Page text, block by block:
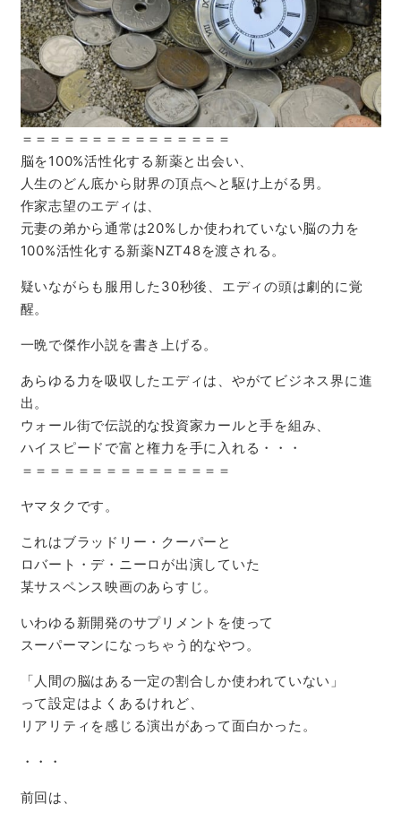
＝＝＝＝＝＝＝＝＝＝＝＝＝＝＝
脳を100%活性化する新薬と出会い、
人生のどん底から財界の頂点へと駆け上がる男。
作家志望のエディは、
元妻の弟から通常は20%しか使われていない脳の力を
100%活性化する新薬NZT48を渡される。
疑いながらも服用した30秒後、エディの頭は劇的に覚
醒。
一晩で傑作小説を書き上げる。
あらゆる力を吸収したエディは、やがてビジネス界に進
出。
ウォール街で伝説的な投資家カールと手を組み、
ハイスピードで富と権力を手に入れる・・・
＝＝＝＝＝＝＝＝＝＝＝＝＝＝＝
ヤマタクです。
これはブラッドリー・クーパーと
ロバート・デ・ニーロが出演していた
某サスペンス映画のあらすじ。
いわゆる新開発のサプリメントを使って
スーパーマンになっちゃう的なやつ。
「人間の脳はある一定の割合しか使われていない」
って設定はよくあるけれど、
リアリティを感じる演出があって面白かった。
・・・
前回は、